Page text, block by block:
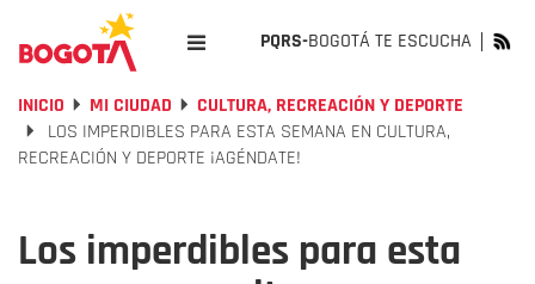
PQRS-BOGOTÁ TE ESCUCHA
INICIO MI CIUDAD
CULTURA, RECREACIÓN Y DEPORTE
LOS IMPERDIBLES PARA ESTA SEMANA EN CULTURA,
RECREACIÓN Y DEPORTE ¡AGÉNDATE!
Los imperdibles para esta